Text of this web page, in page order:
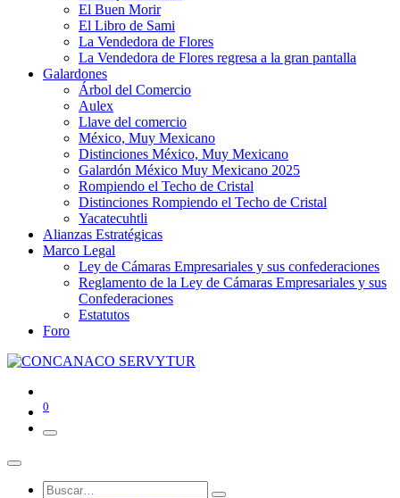
El Buen Morir
El Libro de Sami
La Vendedora de Flores
La Vendedora de Flores regresa a la gran pantalla
Galardones
Árbol del Comercio
Aulex
Llave del comercio
México, Muy Mexicano
Distinciones México, Muy Mexicano
Galardón México Muy Mexicano 2025
Rompiendo el Techo de Cristal
Distinciones Rompiendo el Techo de Cristal
Yacatecuhtli
Alianzas Estratégicas
Marco Legal
Ley de Cámaras Empresariales y sus confederaciones
Reglamento de la Ley de Cámaras Empresariales y sus
Confederaciones
Estatutos
Foro
0